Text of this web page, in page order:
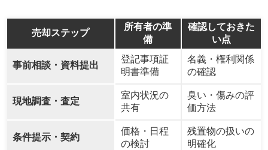
売却ステップ
所有者の準
備
確認しておきた
い点
事前相談・資料提出
登記事項証
明書準備
名義・権利関係
の確認
現地調査・査定
室内状況の
共有
臭い・傷みの評
価方法
条件提示・契約
価格・日程
の検討
残置物の扱いの
明確化